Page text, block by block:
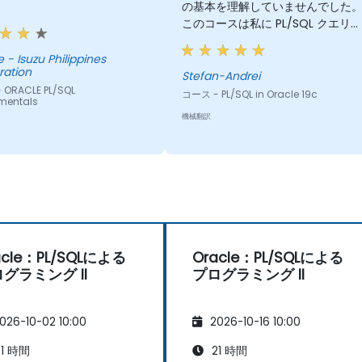
PL/SQL
の基本を理解していませんでした。
このコースは私に PL/SQL クエリを
理解するのに大変役立ちました。
Stefan-Andrei
コース - PL/SQL in Oracle 19c
機械翻訳
：PL/SQLによる
ラミング II
10-02 10:00
時間
Oracle：PL/SQLによる
プログラミング II
2026-10-16 10:00
21 時間